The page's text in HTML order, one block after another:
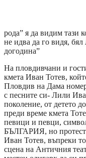
рода” я да видим тази
не идва да го видя,
догодина”
На пловдивчани и
кмета Иван Тотев,
Пловдив на Дама
с песните си- Лили
поколение, от детето
преди време кмета
певици и певци,
БЪЛГАРИЯ, но протест
Иван Тотев, въпреки
сцена на Античния